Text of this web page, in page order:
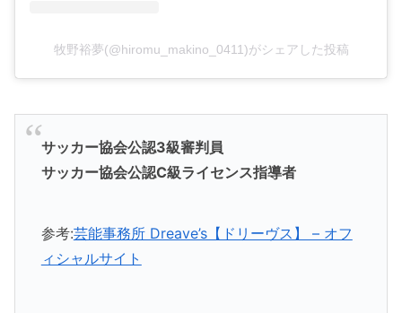
牧野裕夢(@hiromu_makino_0411)がシェアした投稿
サッカー協会公認3級審判員
サッカー協会公認C級ライセンス指導者
参考:芸能事務所 Dreave’s【ドリーヴス】 – オフ
ィシャルサイト